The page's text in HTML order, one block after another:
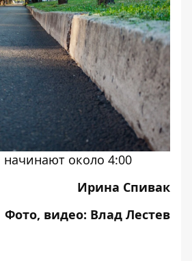
около 4:00
Ирина Спивак
Фото, видео: Влад Лестев